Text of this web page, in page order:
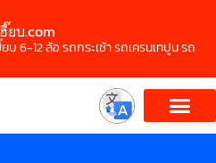
ยบ.com
6-12 ล้อ รถกระเช้า รถเครนเทปูน รถ